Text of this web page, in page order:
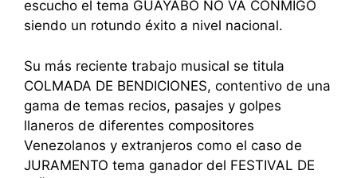
escucho el tema GUAYABO NO VA CONMIGO
siendo un rotundo éxito a nivel nacional.
Su más reciente trabajo musical se titula
COLMADA DE BENDICIONES, contentivo de una
gama de temas recios, pasajes y golpes
llaneros de diferentes compositores
Venezolanos y extranjeros como el caso de
JURAMENTO tema ganador del FESTIVAL DE